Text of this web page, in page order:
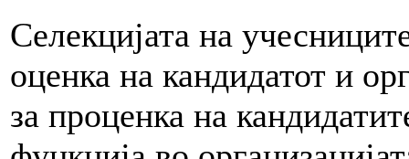
Селекцијата на
оценка на кандидатот и
за проценка на